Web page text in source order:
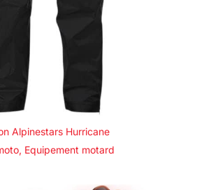
Alpinestars Hurricane
, Equipement motard